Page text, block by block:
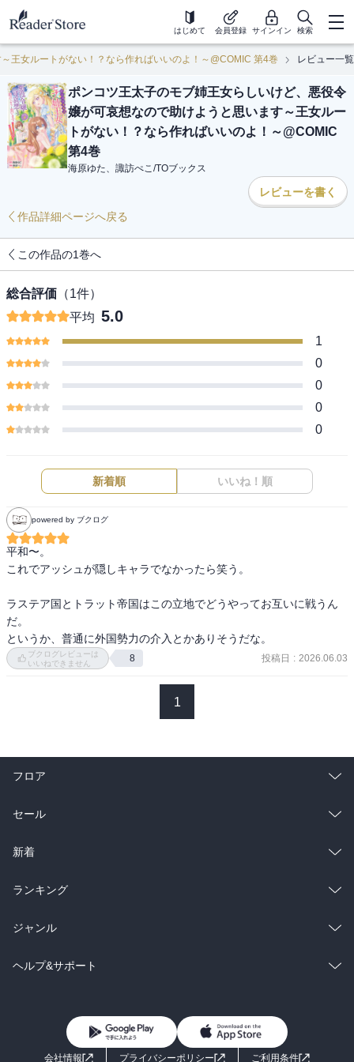
はじめて 会員登録 サインイン 検索
王女ルートがない！？なら作ればいいのよ！～@COMIC 第4巻 レビュー一覧
ポンコツ王太子のモブ姉王女らしいけど、悪役令
嬢が可哀想なので助けようと思います～王女ルー
トがない！？なら作ればいいのよ！～@COMIC
第4巻
海原ゆた、諏訪ぺこ/TOブックス
レビューを書く
作品詳細ページへ戻る
この作品の1巻へ
総合評価 （1件）
平均 5.0
1
0
0
0
0
新着順 いいね！順
powered by ブクログ
平和〜。
これでアッシュが隠しキャラでなかったら笑う。
ラステア国とトラット帝国はこの立地でどうやってお互いに戦うん
だ。
というか、普通に外国勢力の介入とかありそうだな。
ブクログレビューは
いいねできません
8 投稿日 : 2026.06.03
1
フロア
総合
ラノベ
雑誌・グラビア
BL・TL
セール
総合
ラノベ
雑誌・グラビア
BL・TL
新着
総合
ラノベ
雑誌・グラビア
ランキング
総合
ラノベ
ジャンル
コミック
ライトノベル 男子向けラノベ
ヘルプ&サポート
よくあるご質問
お問い合わせ
会社情報
プライバシーポリシー ご利用条件